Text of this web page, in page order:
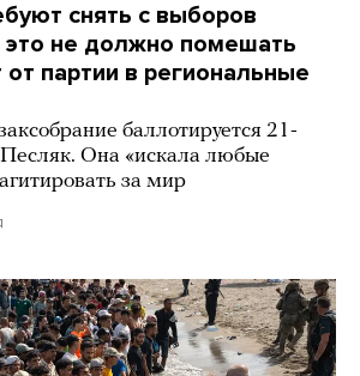
снять с выборов
это не должно помешать
партии в региональные
баллотируется 21-
Она «искала любые
за мир